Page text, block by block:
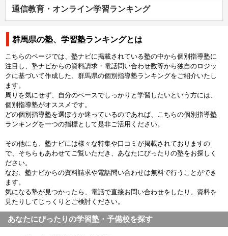
通信教育・オンライン学習ランキング
群馬県の塾、学習塾ランキングとは
こちらのページでは、塾ナビに掲載されている塾の中から個別指導塾に
注目し、塾ナビからの資料請求・電話問い合わせ数等から独自のロジッ
クに基づいて作成した、群馬県の個別指導塾ランキングをご紹介いたし
ます。
周りを気にせず、自分のペースでしっかりと学習したいという方には、
個別指導塾がオススメです。
どの個別指導塾を選ぼうか迷っているのであれば、こちらの個別指導塾
ランキングを一つの指標として是非ご活用ください。
その他にも、塾ナビには様々な特集や口コミが掲載されておりますの
で、そちらもあわせてご覧いただき、あなたにぴったりの塾をお探しく
ださい。
なお、塾ナビからの資料請求や電話問い合わせは無料で行うことができ
ます。
気になる塾が見つかったら、電話で直接お問い合わせをしたり、資料を
見たりしてじっくりとご検討ください。
あなたにぴったりの学習塾・予備校を探す